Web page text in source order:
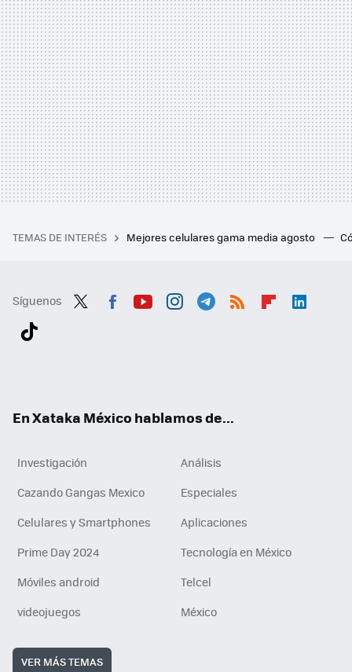
TEMAS DE INTERÉS Mejores celulares gama media agosto
Síguenos
En Xataka México hablamos de...
Investigación
Análisis
Cazando Gangas Mexico
Especiales
Celulares y Smartphones
Aplicaciones
Prime Day 2024
Tecnología en México
Móviles android
Telcel
videojuegos
México
VER MÁS TEMAS